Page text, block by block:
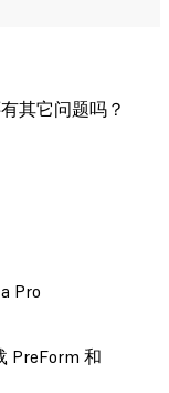
其它问题吗？
Pro
PreForm 和